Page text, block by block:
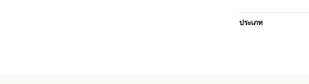
ประเภท